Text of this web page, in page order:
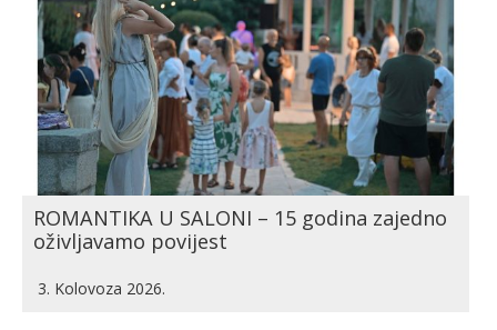
ROMANTIKA U SALONI – 15 godina zajedno
oživljavamo povijest
3. Kolovoza 2026.